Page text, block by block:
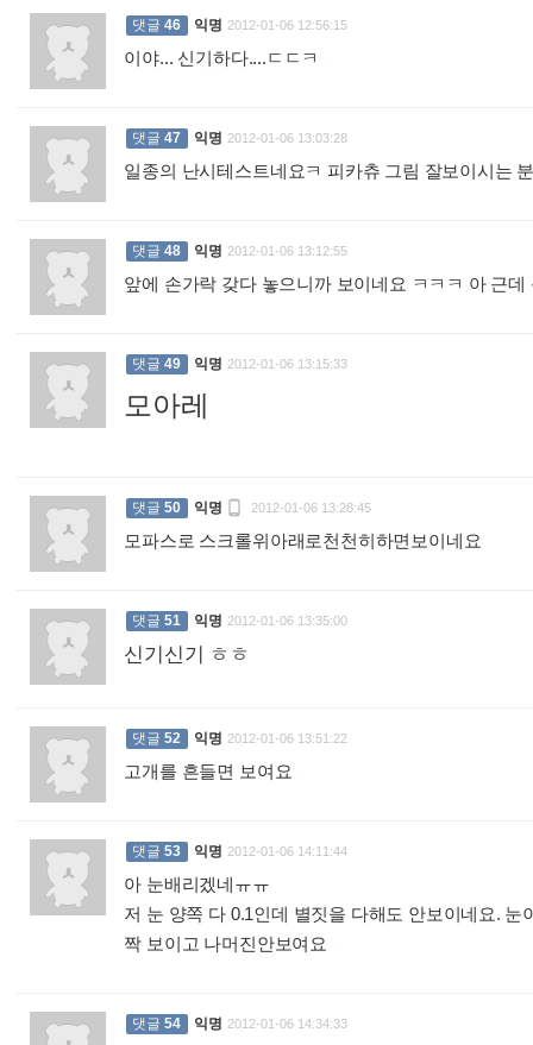
댓글 46 익명 2012-01-06 12:56:15
이야... 신기하다....ㄷㄷㅋ
댓글 47 익명 2012-01-06 13:03:28
일종의 난시테스트네요ㅋ 피카츄 그림 잘보이시는
댓글 48 익명 2012-01-06 13:12:55
앞에 손가락 갖다 놓으니까 보이네요 ㅋㅋㅋ 아 근
댓글 49 익명 2012-01-06 13:15:33
모아레
댓글 50 익명  2012-01-06 13:28:45
모파스로 스크롤위아래로천천히하면보이네요
댓글 51 익명 2012-01-06 13:35:00
신기신기 ㅎㅎ
댓글 52 익명 2012-01-06 13:51:22
고개를 흔들면 보여요
댓글 53 익명 2012-01-06 14:11:44
아 눈배리겠네ㅠㅠ
저 눈 양쪽 다 0.1인데 별짓을 다해도 안보이네요.
짝 보이고 나머진안보여요
댓글 54 익명 2012-01-06 14:34:33